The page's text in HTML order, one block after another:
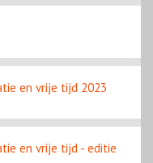
en vrije tijd 2023
en vrije tijd - editie